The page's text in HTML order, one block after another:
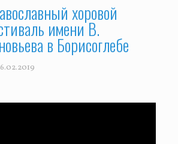
хоровой
имени В.
в Борисоглебе